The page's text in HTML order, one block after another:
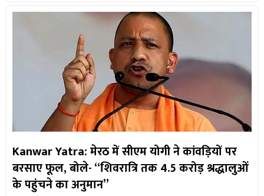
Kanwar Yatra: मेरठ में सीएम योगी ने कांवड़ियों पर
बरसाए फूल, बोले- “शिवरात्रि तक 4.5 करोड़ श्रद्धालुओं
के पहुंचने का अनुमान”